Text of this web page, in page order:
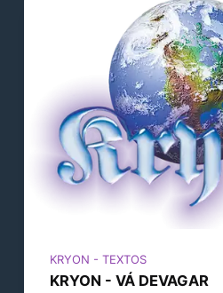
KRYON - TEXTOS
KRYON - VÁ DEVAGAR